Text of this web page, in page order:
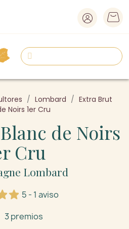
Lombard
Extra Brut
Noirs 1er Cru
de Noirs
Cru
Lombard
5 - 1 aviso
3 premios